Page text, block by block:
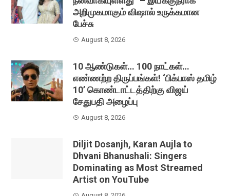
அறிமுகமாகும் விஷால் உருக்கமான
பேச்சு
August 8, 2026
10 ஆண்டுகள்… 100 நாட்கள்…
எண்ணற்ற திருப்பங்கள்! ‘பிக்பாஸ் தமிழ்
10’ கொண்டாட்டத்திற்கு விஜய்
சேதுபதி அழைப்பு
August 8, 2026
Diljit Dosanjh, Karan Aujla to
Dhvani Bhanushali: Singers
Dominating as Most Streamed
Artist on YouTube